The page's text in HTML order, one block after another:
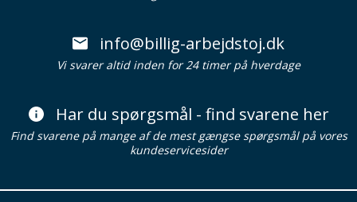
info@billig-arbejdstoj.dk
Vi svarer altid inden for 24 timer på hverdage
Har du spørgsmål - find svarene her
Find svarene på mange af de mest gængse spørgsmål på vores
kundeservicesider